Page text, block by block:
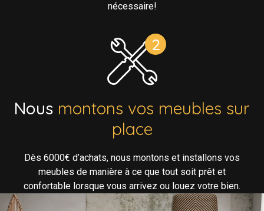
nécessaire!
Nous montons vos meubles sur
place
Dès 6000€ d’achats, nous montons et installons vos
meubles de manière à ce que tout soit prêt et
confortable lorsque vous arrivez ou louez votre bien.